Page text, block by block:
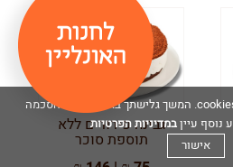
באתר זה נעשה שימוש בקבצי cookies. המשך גלישתך באתר מהווה הסכמה
נוסף עייןבמדיניות הפרטיות
אישור
גבינה פירורים ללא
תוספת סוכר